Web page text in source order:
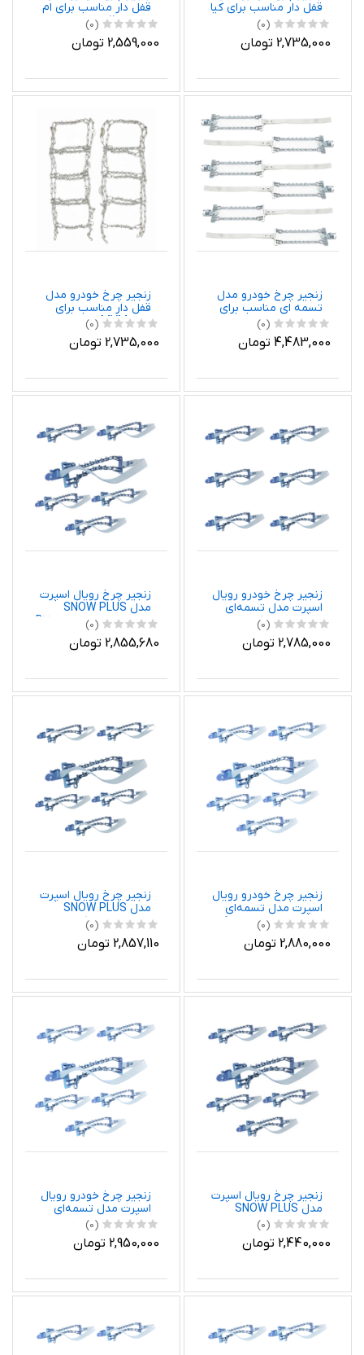
قفل دار مناسب برای کیا
ریو بسته دو عددی
(0)
2,735,000 تومان
قفل دار مناسب برای ام
وی ام 110 بسته دو عددی
(0)
2,559,000 تومان
زنجیر چرخ خودرو مدل
تسمه ای مناسب برای
هیوندای سنتنیال بسته
(0)
4,483,000 تومان
زنجیر چرخ خودرو مدل
قفل دار مناسب برای
MVM 530 بسته دو
عددی
(0)
2,735,000 تومان
زنجیر چرخ خودرو رویال
اسپرت مدل تسمه‌ای
مناسب برای کیا سورنتو
(0)
2,785,000 تومان
زنجیر چرخ رویال اسپرت
مدل SNOW PLUS
مناسب برای بسترن B30
بسته 6 عددی
(0)
2,855,680 تومان
زنجیر چرخ خودرو رویال
اسپرت مدل تسمه‌ای
مناسب برای چری تیگو
(0)
2,880,000 تومان
زنجیر چرخ رویال اسپرت
مدل SNOW PLUS
مناسب برای لکسوس
NX200 بسته 6 عددی
(0)
2,857,110 تومان
زنجیر چرخ رویال اسپرت
مدل SNOW PLUS
بسته 6 عددی
(0)
2,440,000 تومان
زنجیر چرخ خودرو رویال
اسپرت مدل تسمه‌ای
بسته 6 عددی
(0)
2,950,000 تومان